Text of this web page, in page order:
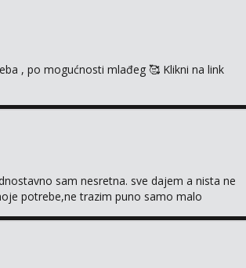
, po mogućnosti mlađeg 🥰 Klikni na link
sam nesretna. sve dajem a nista ne
potrebe,ne trazim puno samo malo